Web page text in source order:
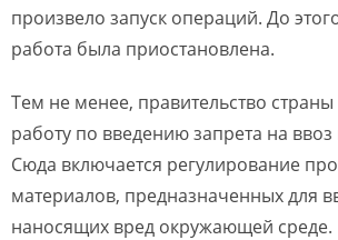
произвело запуск операций. До
работа была приостановлена.
Тем не менее, правительство
работу по введению запрета на
Сюда включается регулирование
материалов, предназначенных для
наносящих вред окружающей среде.